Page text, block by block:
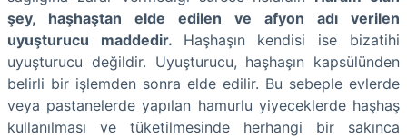
şey, haşhaştan elde edilen ve afyon adı verilen
uyuşturucu maddedir. Haşhaşın kendisi ise bizatihi
uyuşturucu değildir. Uyuşturucu, haşhaşın kapsülünden
belirli bir işlemden sonra elde edilir. Bu sebeple evlerde
veya pastanelerde yapılan hamurlu yiyeceklerde haşhaş
kullanılması ve tüketilmesinde herhangi bir sakınca